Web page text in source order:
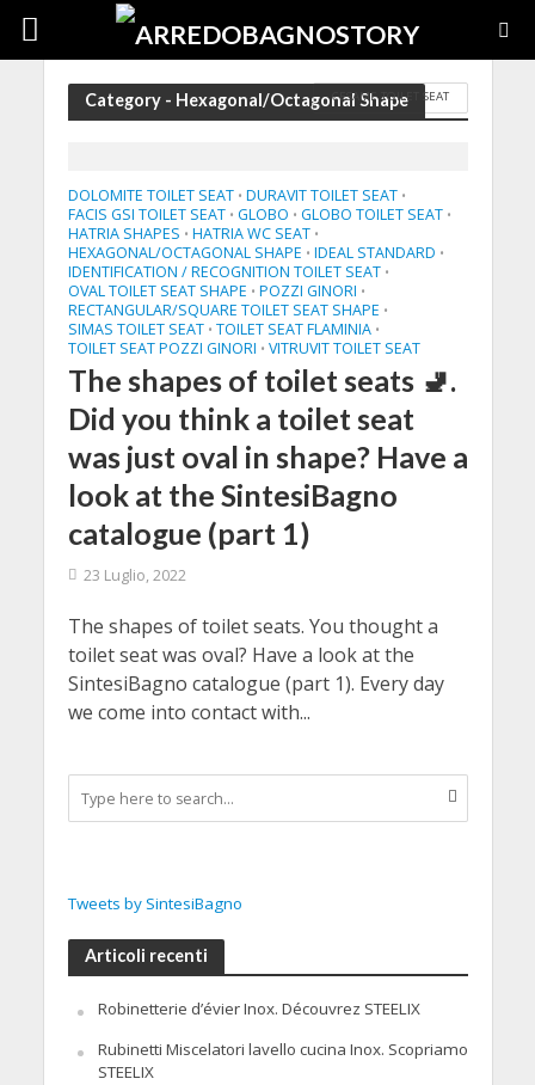
Category - Hexagonal/Octagonal Shape
CESAME TOILET SEAT
DOLOMITE TOILET SEAT • DURAVIT TOILET SEAT •
FACIS GSI TOILET SEAT • GLOBO • GLOBO TOILET SEAT •
HATRIA SHAPES • HATRIA WC SEAT •
HEXAGONAL/OCTAGONAL SHAPE • IDEAL STANDARD •
IDENTIFICATION / RECOGNITION TOILET SEAT •
OVAL TOILET SEAT SHAPE • POZZI GINORI •
RECTANGULAR/SQUARE TOILET SEAT SHAPE •
SIMAS TOILET SEAT • TOILET SEAT FLAMINIA •
TOILET SEAT POZZI GINORI • VITRUVIT TOILET SEAT
The shapes of toilet seats 🚽.
Did you think a toilet seat
was just oval in shape? Have a
look at the SintesiBagno
catalogue (part 1)
23 Luglio, 2022
The shapes of toilet seats. You thought a
toilet seat was oval? Have a look at the
SintesiBagno catalogue (part 1). Every day
we come into contact with...
Tweets by SintesiBagno
Articoli recenti
Robinetterie d’évier Inox. Découvrez STEELIX
Rubinetti Miscelatori lavello cucina Inox. Scopriamo
STEELIX